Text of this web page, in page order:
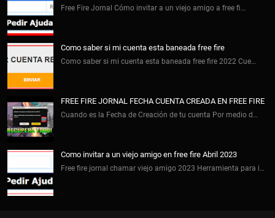
Free Fire Jornal Cómo invitar a un viejo amigo a free fi…
Como saber si mi cuenta esta baneada free fire
Como saber si mi cuenta esta baneada free fire 2022 Cue…
FREE FIRE JORNAL FECHA CUENTA CREADA EN FREE FIRE
Cuando es la Fecha de Creación de tu cuenta Por medio d…
Como invitar a un viejo amigo en free fire Abril 2023
Free fire jornal chamar viejo amigo 2023 Herramienta para i…